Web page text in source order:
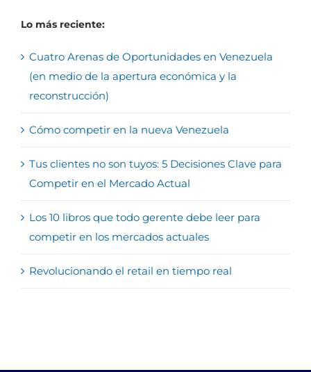
Lo más reciente:
Cuatro Arenas de Oportunidades en Venezuela
(en medio de la apertura económica y la
reconstrucción)
Cómo competir en la nueva Venezuela
Tus clientes no son tuyos: 5 Decisiones Clave para
Competir en el Mercado Actual
Los 10 libros que todo gerente debe leer para
competir en los mercados actuales
Revolucionando el retail en tiempo real